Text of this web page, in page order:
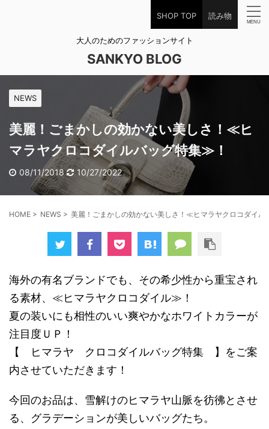
SHOP TOP 読み物
大人のためのファッションサイト
SANKYO BLOG
NEWS
美麗！ごまかしの効かない美しさ！≪ヒ
マラヤクロコダイルバッグ特集≫！
08/11/2018 10/27/2022
HOME > NEWS > 美麗！ごまかしの効かない美しさ！≪ヒマラヤクロコダイ
海外の有名ブランドでも、その希少性から重宝され
る素材、≪ヒマラヤクロコダイル≫！
夏の装いにも相性のいい爽やかなホワイトカラーが
注目度ＵＰ！
【 ヒマラヤ クロコダイルバッグ特集 】をご案
内させていただきます！
今回のお品は、雪解けのヒマラヤ山脈を彷彿とさせ
る、グラデーションが美しいバッグたち。